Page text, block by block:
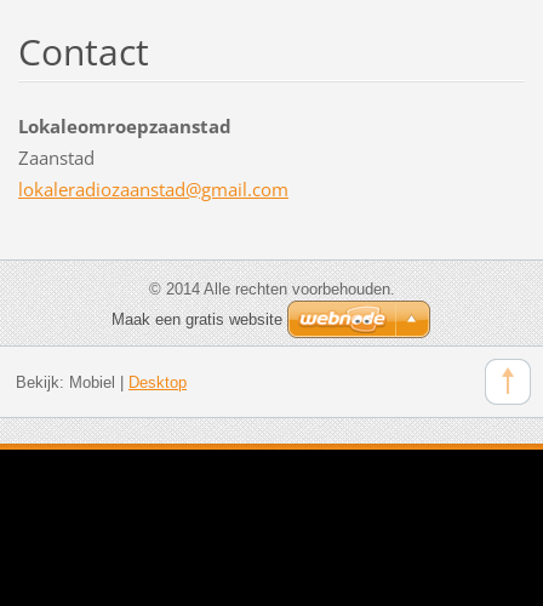
Contact
Lokaleomroepzaanstad
Zaanstad
lokaleradiozaanstad@gmail.com
© 2014 Alle rechten voorbehouden.
Maak een gratis website
Bekijk: Mobiel Desktop